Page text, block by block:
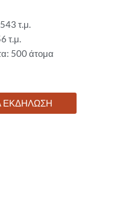
τ.μ.
τ.μ.
500 άτομα
ΕΚΔΗΛΩΣΗ